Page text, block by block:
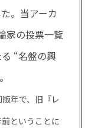
。当アーカ
家の投票一覧
“名盤の興
年で、旧『レ
ということに